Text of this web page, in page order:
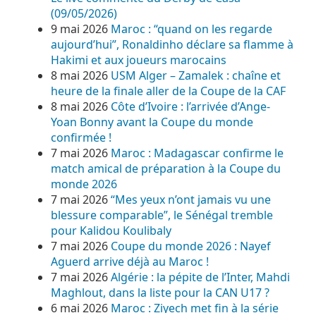
(09/05/2026)
9 mai 2026 Maroc : “quand on les regarde
aujourd’hui”, Ronaldinho déclare sa flamme à
Hakimi et aux joueurs marocains
8 mai 2026 USM Alger – Zamalek : chaîne et
heure de la finale aller de la Coupe de la CAF
8 mai 2026 Côte d’Ivoire : l’arrivée d’Ange-
Yoan Bonny avant la Coupe du monde
confirmée !
7 mai 2026 Maroc : Madagascar confirme le
match amical de préparation à la Coupe du
monde 2026
7 mai 2026“Mes yeux n’ont jamais vu une
blessure comparable”, le Sénégal tremble
pour Kalidou Koulibaly
7 mai 2026 Coupe du monde 2026 : Nayef
Aguerd arrive déjà au Maroc !
7 mai 2026Algérie : la pépite de l’Inter, Mahdi
Maghlout, dans la liste pour la CAN U17 ?
6 mai 2026 Maroc : Ziyech met fin à la série